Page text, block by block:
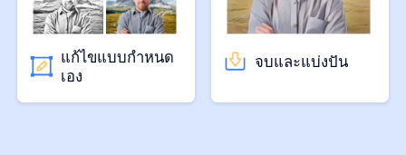
แก้ไขแบบกำหนด
เอง
จบและแบ่งปัน